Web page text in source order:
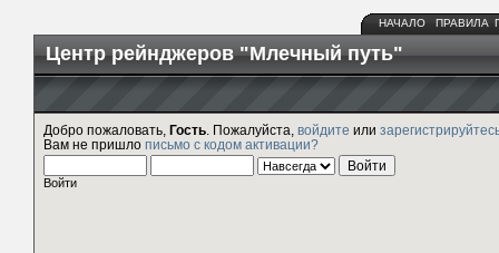
НАЧАЛО ПРАВИЛА
Центр рейнджеров "Млечный путь"
Добро пожаловать, Гость . Пожалуйста, войдите или
Вам не пришло письмо с кодом активации?
Войти